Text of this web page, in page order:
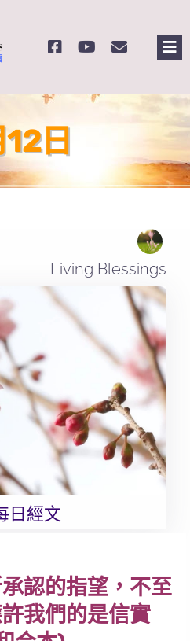
日
Living Blessings
日經文
認的指望，不至
我們的是信實